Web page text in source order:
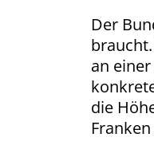
Der
an
die